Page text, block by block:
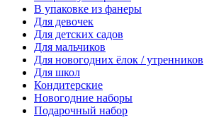
В упаковке из фанеры
Для девочек
Для детских садов
Для мальчиков
Для новогодних ёлок / утренников
Для школ
Кондитерские
Новогодние наборы
Подарочный набор